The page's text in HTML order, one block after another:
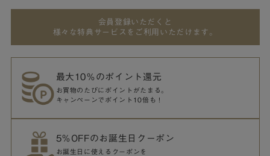
会員登録いただくと
様々な特典サービスをご利用いただけます。
最大10％のポイント還元
お買物のたびにポイントがたまる。
キャンペーンでポイント10倍も！
5％OFFのお誕生日クーポン
お誕生日に使えるクーポンを